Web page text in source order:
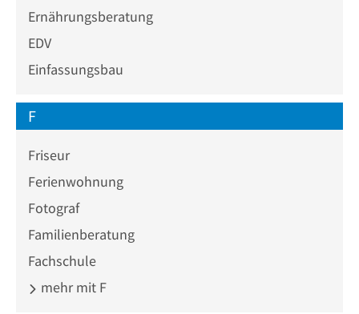
Ernährungsberatung
EDV
Einfassungsbau
F
Friseur
Ferienwohnung
Fotograf
Familienberatung
Fachschule
mehr mit F